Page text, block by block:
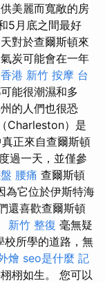
美麗而寬敞的房
5月底之間最好
對於查爾斯頓來
炭可能會在一年
港 新竹 按摩 台
能很潮濕和多
的人們也很恐
Charleston）是
正來自查爾斯頓
過一天，並僅參
腰痛 查爾斯頓
為它位於伊斯特海
還喜歡查爾斯頓
新竹 整復 毫無疑
校所學的道路，無
燴 seo是什麼 記
栩如生。 您可以